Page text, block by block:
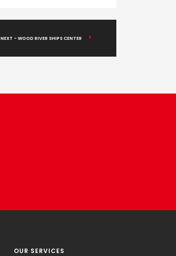
NEXT - WOOD RIVER SHIPS CENTER
OUR SERVICES